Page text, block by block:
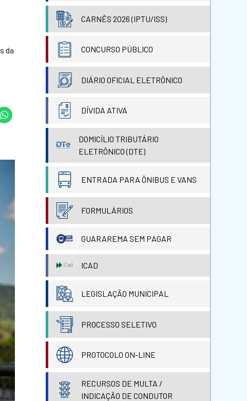
da
CARNÊS 2026 (IPTU/ISS)
CONCURSO PÚBLICO
DIÁRIO OFICIAL ELETRÔNICO
DÍVIDA ATIVA
DOMICÍLIO TRIBUTÁRIO
ELETRÔNICO (DTE)
ENTRADA PARA ÔNIBUS E VANS
FORMULÁRIOS
GUARAREMA SEM PAGAR
ICAD
LEGISLAÇÃO MUNICIPAL
PROCESSO SELETIVO
PROTOCOLO ON-LINE
RECURSOS DE MULTA /
INDICAÇÃO DE CONDUTOR